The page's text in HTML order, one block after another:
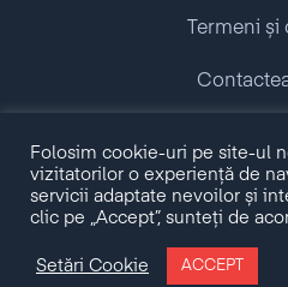
Copyright © 2009 -
All rights
Termeni
Folosim cookie-uri pe site-ul
vizitatorilor o experiență de
servicii adaptate nevoilor și
clic pe „Accept”, sunteți de
Setări Cookie ACCEPT